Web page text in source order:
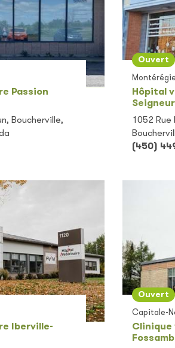
Passion
Boucherville,
Hôpital
Ouvert
Montérégie
1052
(450)
Iberville-
Ouvert
Capitale-